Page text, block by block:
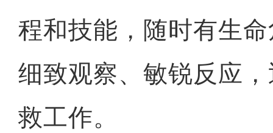
程和技能，随时有生
细致观察、敏锐反应
救工作。